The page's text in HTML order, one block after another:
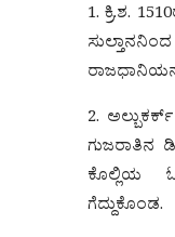
1. ಕ್ರಿ.ಶ.
2.
ಕೊಲ್ಲಿಯ
ಗೆದ್ದುಕೊಂಡ.